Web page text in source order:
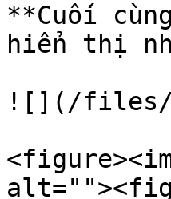
**Cuối
hiển thị
![](/files/